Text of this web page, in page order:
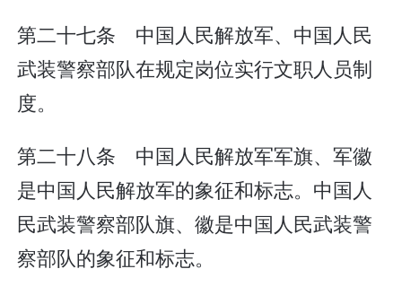
第二十七条 中国人民解放军、中国人民
武装警察部队在规定岗位实行文职人员制
度。
第二十八条 中国人民解放军军旗、军徽
是中国人民解放军的象征和标志。中国人
民武装警察部队旗、徽是中国人民武装警
察部队的象征和标志。